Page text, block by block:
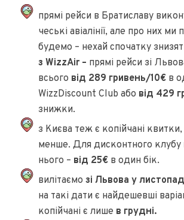
прямі рейси в Братиславу
чеські авіалінії, але про них ми
будемо – нехай спочатку
з WizzAir – прямі рейси зі
всього від 289 гривень/10€ в
WizzDiscount Club або від 429
знижки.
з Києва теж є копійчані квитки,
менше. Для дисконтного клубу
нього – від 25€ в один бік.
вилітаємо зі Львова у
на такі дати є найдешевші
копійчані є лише в грудні.